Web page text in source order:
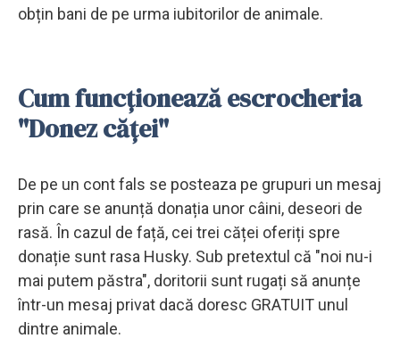
obțin bani de pe urma iubitorilor de animale.
Cum funcționează escrocheria
"Donez căței"
De pe un cont fals se posteaza pe grupuri un mesaj
prin care se anunță donația unor câini, deseori de
rasă. În cazul de față, cei trei căței oferiți spre
donație sunt rasa Husky. Sub pretextul că "noi nu-i
mai putem păstra", doritorii sunt rugați să anunțe
într-un mesaj privat dacă doresc GRATUIT unul
dintre animale.